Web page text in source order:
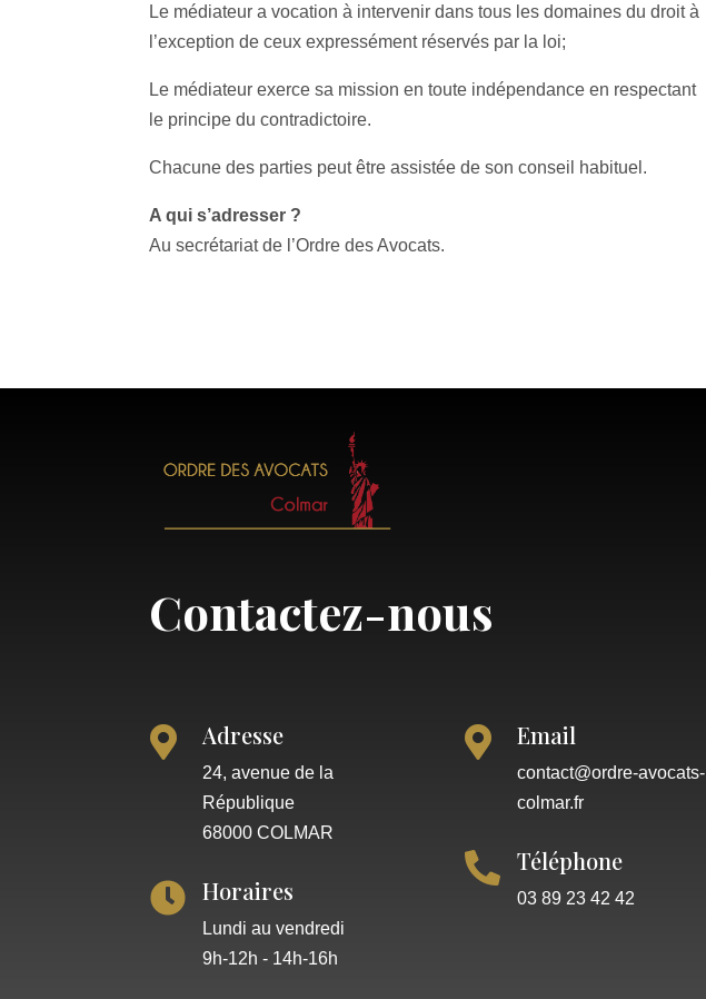
Le médiateur a vocation à intervenir dans tous les domaines du droit à
l’exception de ceux expressément réservés par la loi;
Le médiateur exerce sa mission en toute indépendance en respectant
le principe du contradictoire.
Chacune des parties peut être assistée de son conseil habituel.
A qui s’adresser ?
Au secrétariat de l’Ordre des Avocats.
Contactez-nous
 Adresse
24, avenue de la
République
68000 COLMAR
 Horaires
Lundi au vendredi
9h-12h - 14h-16h
 Email
contact@ordre-avocats-
colmar.fr
 Téléphone
03 89 23 42 42